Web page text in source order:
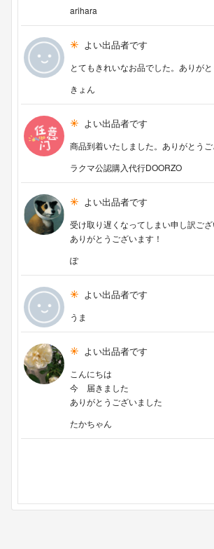
arihara
よい出品者です
とてもきれいなお品でした。ありがと
きょん
よい出品者です
商品到着いたしました。ありがとう
ラクマ公認購入代行DOORZO
よい出品者です
受け取り遅くなってしまい申し訳ご
ありがとうございます！
ぽ
よい出品者です
うま
よい出品者です
こんにちは
今 届きました
ありがとうございました
たかちゃん